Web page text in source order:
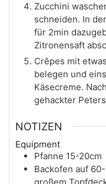
Zucchini
schneiden. In
für 2min
Zitronensaft
Crêpes mit
belegen und
Käsecreme.
gehackter
NOTIZEN
Equipment
Pfanne 15-20cm
Backofen auf